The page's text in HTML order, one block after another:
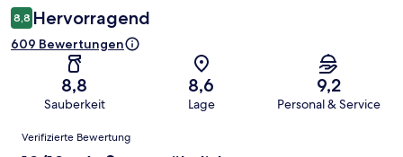
8,8 Hervorragend
609 Bewertungen
8,8
Sauberkeit
8,6
Lage
9,2
Personal & Service
Bewertungen
Verifizierte Bewertung